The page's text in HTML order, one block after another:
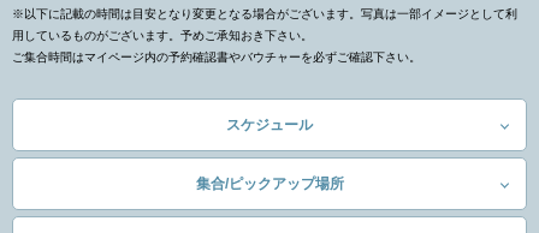
※以下に記載の時間は目安となり変更となる場合がございます。写真は一部イメージとして利
用しているものがございます。予めご承知おき下さい。
ご集合時間はマイページ内の予約確認書やバウチャーを必ずご確認下さい。
スケジュール
集合/ピックアップ場所